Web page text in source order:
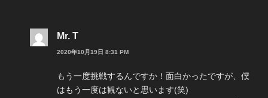
Mr. T
2020年10月19日 8:31 PM
もう一度挑戦するんですか！面白かったですが、僕
はもう一度は観ないと思います(笑)